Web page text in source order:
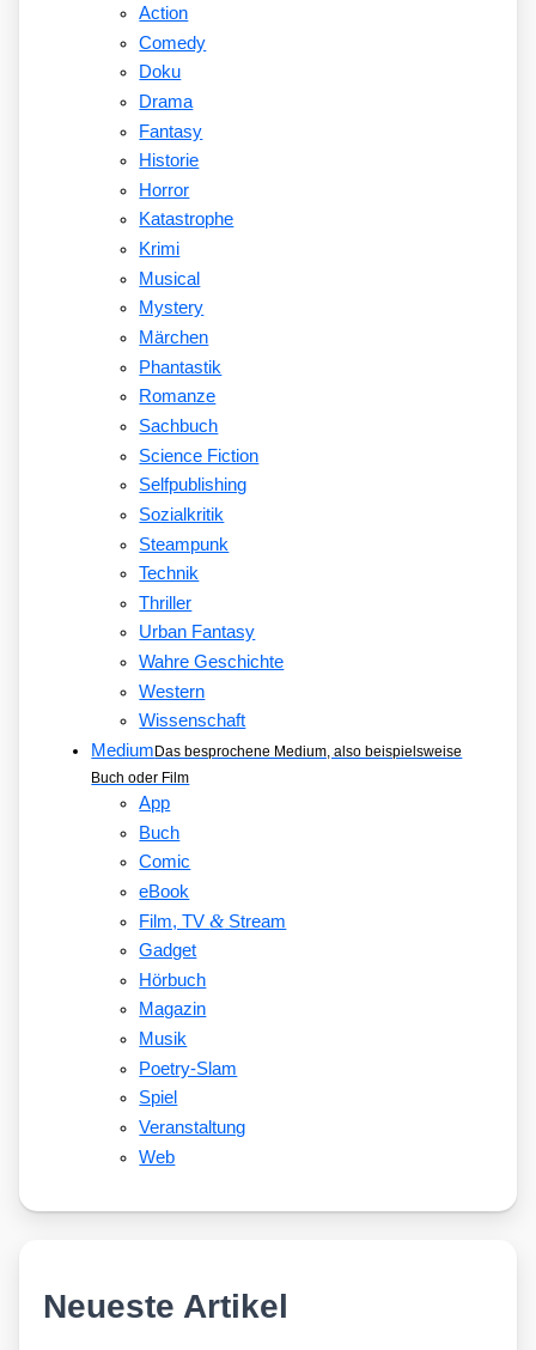
Action
Comedy
Doku
Drama
Fantasy
Historie
Horror
Katastrophe
Krimi
Musical
Mystery
Märchen
Phantastik
Romanze
Sachbuch
Science Fiction
Selfpublishing
Sozialkritik
Steampunk
Technik
Thriller
Urban Fantasy
Wahre Geschichte
Western
Wissenschaft
Medium Das besprochene Medium, also beispielsweise
Buch oder Film
App
Buch
Comic
eBook
Film, TV&Stream
Gadget
Hörbuch
Magazin
Musik
Poetry-Slam
Spiel
Veranstaltung
Web
Neueste Artikel